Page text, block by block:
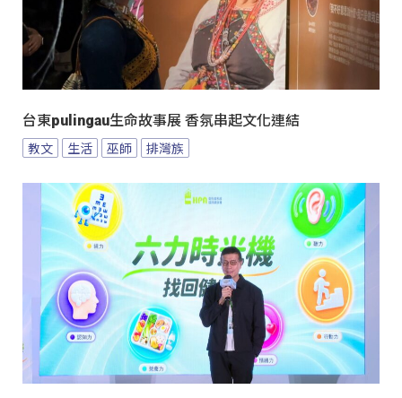
台東pulingau生命故事展 香氛串起文化連結
教文 生活 巫師 排灣族